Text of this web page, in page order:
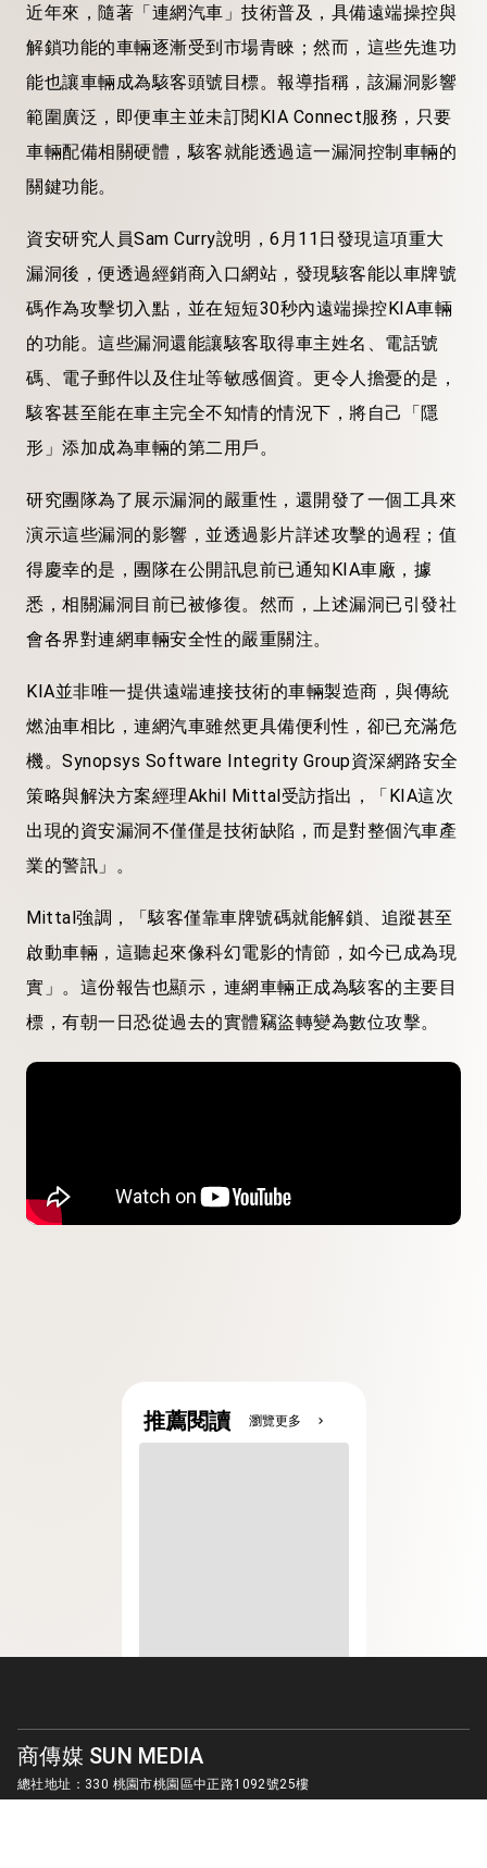
近年來，隨著「連網汽車」技術普及，具備遠端操控與
解鎖功能的車輛逐漸受到市場青睞；然而，這些先進功
能也讓車輛成為駭客頭號目標。報導指稱，該漏洞影響
範圍廣泛，即便車主並未訂閱KIA Connect服務，只要
車輛配備相關硬體，駭客就能透過這一漏洞控制車輛的
關鍵功能。
資安研究人員Sam Curry說明，6月11日發現這項重大
漏洞後，便透過經銷商入口網站，發現駭客能以車牌號
碼作為攻擊切入點，並在短短30秒內遠端操控KIA車輛
的功能。這些漏洞還能讓駭客取得車主姓名、電話號
碼、電子郵件以及住址等敏感個資。更令人擔憂的是，
駭客甚至能在車主完全不知情的情況下，將自己「隱
形」添加成為車輛的第二用戶。
研究團隊為了展示漏洞的嚴重性，還開發了一個工具來
演示這些漏洞的影響，並透過影片詳述攻擊的過程；值
得慶幸的是，團隊在公開訊息前已通知KIA車廠，據
悉，相關漏洞目前已被修復。然而，上述漏洞已引發社
會各界對連網車輛安全性的嚴重關注。
KIA並非唯一提供遠端連接技術的車輛製造商，與傳統
燃油車相比，連網汽車雖然更具備便利性，卻已充滿危
機。Synopsys Software Integrity Group資深網路安全
策略與解決方案經理Akhil Mittal受訪指出，「KIA這次
出現的資安漏洞不僅僅是技術缺陷，而是對整個汽車產
業的警訊」。
Mittal強調，「駭客僅靠車牌號碼就能解鎖、追蹤甚至
啟動車輛，這聽起來像科幻電影的情節，如今已成為現
實」。這份報告也顯示，連網車輛正成為駭客的主要目
標，有朝一日恐從過去的實體竊盜轉變為數位攻擊。
推薦閱讀 瀏覽更多 chevron_right
商傳媒 SUN MEDIA
總社地址：330 桃園市桃園區中正路1092號25樓